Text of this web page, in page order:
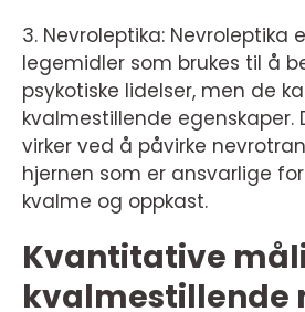
3. Nevroleptika: Nevroleptika
legemidler som brukes til å
psykotiske lidelser, men de
kvalmestillende egenskaper.
virker ved å påvirke
hjernen som er ansvarlige
kvalme og oppkast.
Kvantitative
kvalmestillende